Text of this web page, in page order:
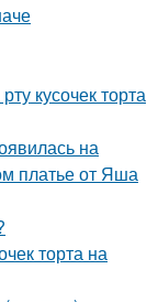
кусочек торта
на
платье от Яша
торта на